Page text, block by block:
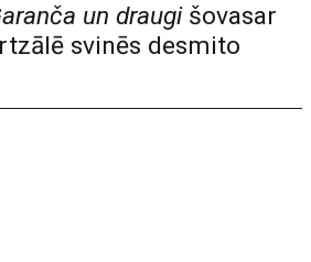
un draugišovasar
svinēs desmito